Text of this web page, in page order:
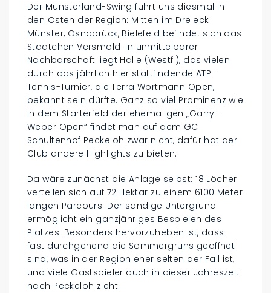
Der Münsterland-Swing führt uns diesmal in
den Osten der Region: Mitten im Dreieck
Münster, Osnabrück, Bielefeld befindet sich das
Städtchen Versmold. In unmittelbarer
Nachbarschaft liegt Halle (Westf.), das vielen
durch das jährlich hier stattfindende ATP-
Tennis-Turnier, die Terra Wortmann Open,
bekannt sein dürfte. Ganz so viel Prominenz wie
in dem Starterfeld der ehemaligen „Garry-
Weber Open“ findet man auf dem GC
Schultenhof Peckeloh zwar nicht, dafür hat der
Club andere Highlights zu bieten.
Da wäre zunächst die Anlage selbst: 18 Löcher
verteilen sich auf 72 Hektar zu einem 6100 Meter
langen Parcours. Der sandige Untergrund
ermöglicht ein ganzjähriges Bespielen des
Platzes! Besonders hervorzuheben ist, dass
fast durchgehend die Sommergrüns geöffnet
sind, was in der Region eher selten der Fall ist,
und viele Gastspieler auch in dieser Jahreszeit
nach Peckeloh zieht.